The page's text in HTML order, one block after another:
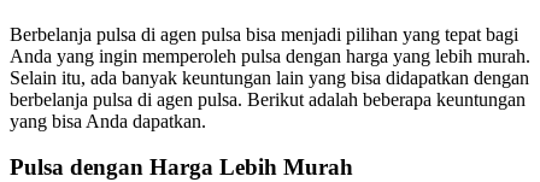
Berbelanja pulsa di agen pulsa bisa menjadi pilihan yang tepat bagi
Anda yang ingin memperoleh pulsa dengan harga yang lebih murah.
Selain itu, ada banyak keuntungan lain yang bisa didapatkan dengan
berbelanja pulsa di agen pulsa. Berikut adalah beberapa keuntungan
yang bisa Anda dapatkan.
Pulsa dengan Harga Lebih Murah